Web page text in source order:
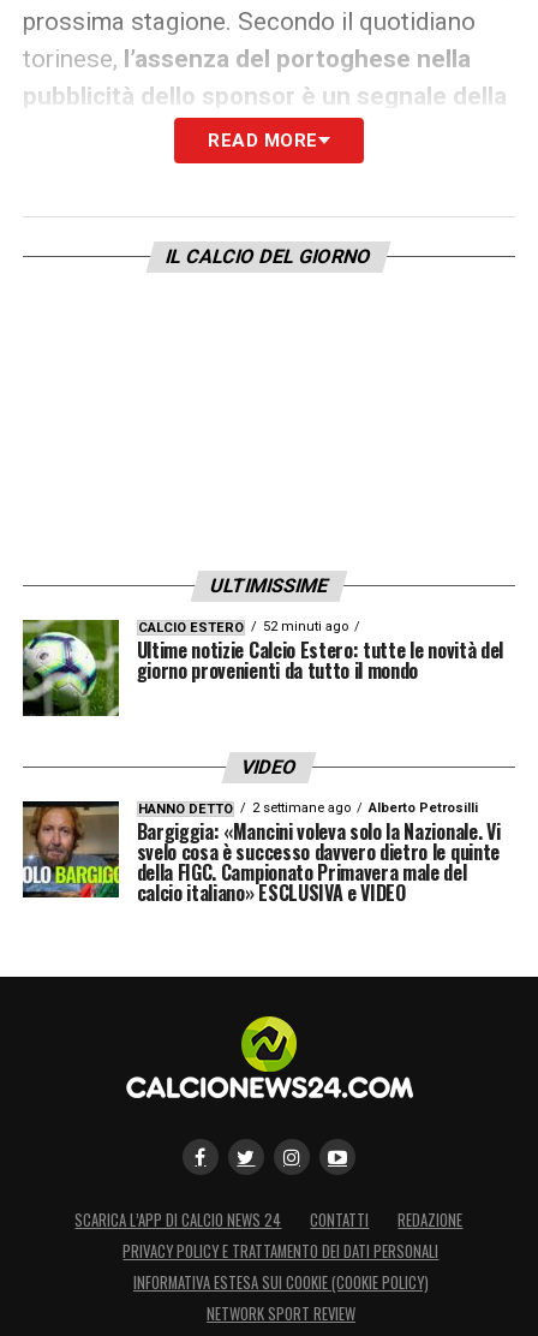
prossima stagione. Secondo il quotidiano
torinese, l’assenza del portoghese nella
pubblicità dello sponsor è un segnale della
sua possibile partenza in estate
JUVENTUS NEWS 24
Il suo destino si incrocia con quello diPaulo
READ MORE
IL CALCIO DEL GIORNO
ULTIMISSIME
CALCIO ESTERO 52 minuti ago
Ultime notizie Calcio Estero: tutte le novità del
giorno provenienti da tutto il mondo
VIDEO
HANNO DETTO 2 settimane ago Alberto Petrosilli
Bargiggia: «Mancini voleva solo la Nazionale. Vi
svelo cosa è successo davvero dietro le quinte
della FIGC. Campionato Primavera male del
calcio italiano» ESCLUSIVA e VIDEO
SCARICA L’APP DI CALCIO NEWS 24 CONTATTI
REDAZIONE
PRIVACY POLICY E TRATTAMENTO DEI DATI PERSONALI
INFORMATIVA ESTESA SUI COOKIE (COOKIE POLICY)
NETWORK SPORT REVIEW